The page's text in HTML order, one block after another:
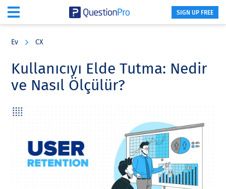
content
sidebar
SIGN UP FREE
Ev CX
Kullanıcıyı Elde Tutma: Nedir
ve Nasıl Ölçülür?